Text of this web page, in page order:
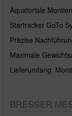
Äquatoriale
Startracker GoTo
Präzise
Maximale
Lieferumfang:
BRESSER